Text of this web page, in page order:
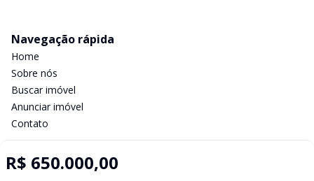
R$ 650.000,00
Navegação rápida
Home
Sobre nós
Buscar imóvel
Anunciar imóvel
Contato